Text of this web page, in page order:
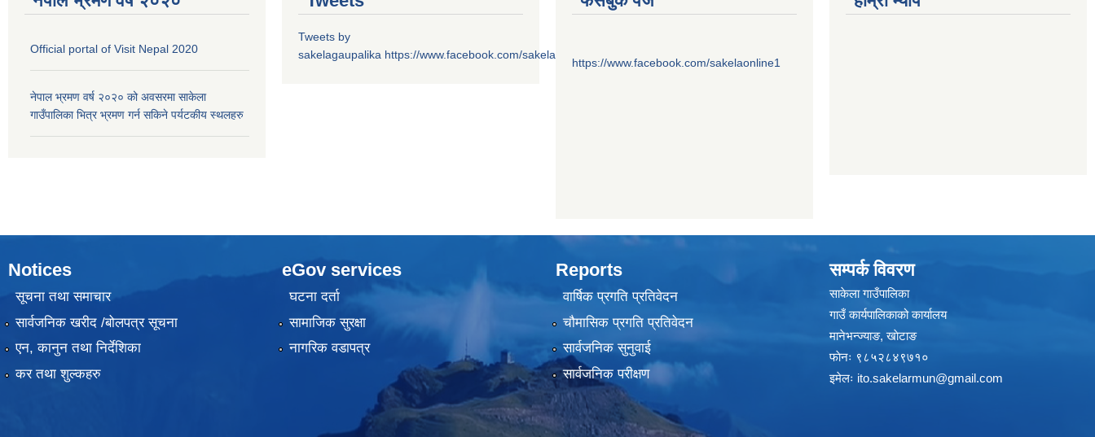
Official portal of Visit Nepal 2020
नेपाल भ्रमण वर्ष २०२० को अवसरमा साकेला
गाउँपालिका भित्र भ्रमण गर्न सकिने पर्यटकीय स्थलहरु
Tweets by
sakelagaupalika https://www.facebook.com/sakelaonline1
https://www.facebook.com/sakelaonline1
Notices
सूचना तथा समाचार
सार्वजनिक खरीद /बोलपत्र सूचना
एन, कानुन तथा निर्देशिका
कर तथा शुल्कहरु
eGov services
घटना दर्ता
सामाजिक सुरक्षा
नागरिक वडापत्र
Reports
वार्षिक प्रगति प्रतिवेदन
चौमासिक प्रगति प्रतिवेदन
सार्वजनिक सुनुवाई
सार्वजनिक परीक्षण
सम्पर्क विवरण
साकेला गाउँपालिका
गाउँ कार्यपालिकाको कार्यालय
मानेभन्ज्याङ, खाेटाङ
फाेनः ९८५२८४९७१०
इमेलः ito.sakelarmun@gmail.com